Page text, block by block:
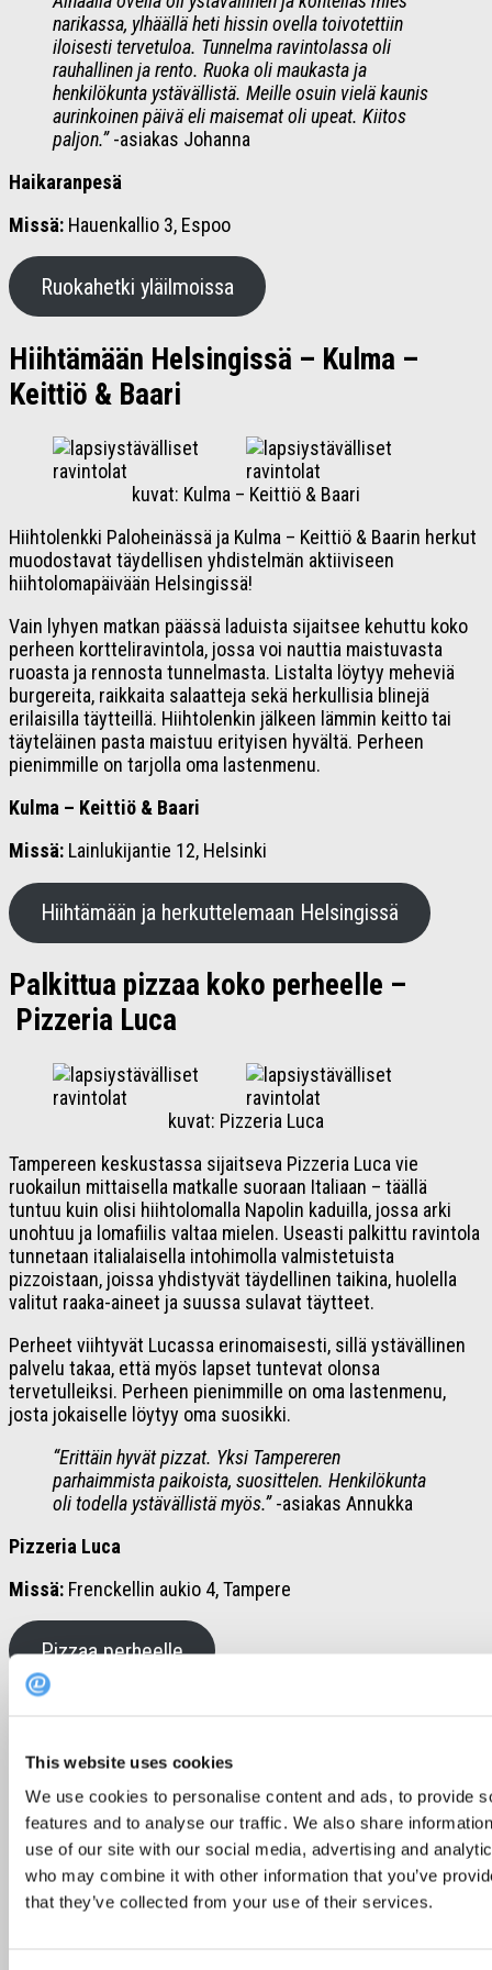
This website uses cookies
We use cookies to personalise content and ads, to provide
features and to analyse our traffic. We also share
use of our site with our social media, advertising and
who may combine it with other information that you’ve
that they’ve collected from your use of their services.
narikassa, ylhäällä heti hissin ovella toivotettiin
iloisesti tervetuloa. Tunnelma ravintolassa oli
rauhallinen ja rento. Ruoka oli maukasta ja
henkilökunta ystävällistä. Meille osuin vielä kaunis
aurinkoinen päivä eli maisemat oli upeat. Kiitos
paljon.”-asiakas Johanna
Haikaranpesä
Missä: Hauenkallio 3, Espoo
Ruokahetki yläilmoissa
Hiihtämään Helsingissä – Kulma –
Keittiö & Baari
kuvat: Kulma – Keittiö & Baari
Hiihtolenkki Paloheinässä ja Kulma – Keittiö & Baarin herkut
muodostavat täydellisen yhdistelmän aktiiviseen
hiihtolomapäivään Helsingissä!
Vain lyhyen matkan päässä laduista sijaitsee kehuttu koko
perheen kortteliravintola, jossa voi nauttia maistuvasta
ruoasta ja rennosta tunnelmasta. Listalta löytyy meheviä
burgereita, raikkaita salaatteja sekä herkullisia blinejä
erilaisilla täytteillä. Hiihtolenkin jälkeen lämmin keitto tai
täyteläinen pasta maistuu erityisen hyvältä. Perheen
pienimmille on tarjolla oma lastenmenu.
Kulma – Keittiö & Baari
Missä: Lainlukijantie 12, Helsinki
Hiihtämään ja herkuttelemaan Helsingissä
Palkittua pizzaa koko perheelle –
Pizzeria Luca
kuvat: Pizzeria Luca
Tampereen keskustassa sijaitseva Pizzeria Luca vie
ruokailun mittaisella matkalle suoraan Italiaan – täällä
tuntuu kuin olisi hiihtolomalla Napolin kaduilla, jossa arki
unohtuu ja lomafiilis valtaa mielen. Useasti palkittu ravintola
tunnetaan italialaisella intohimolla valmistetuista
pizzoistaan, joissa yhdistyvät täydellinen taikina, huolella
valitut raaka-aineet ja suussa sulavat täytteet.
Perheet viihtyvät Lucassa erinomaisesti, sillä ystävällinen
palvelu takaa, että myös lapset tuntevat olonsa
tervetulleiksi. Perheen pienimmille on oma lastenmenu,
josta jokaiselle löytyy oma suosikki.
“Erittäin hyvät pizzat. Yksi Tampereren
parhaimmista paikoista, suosittelen. Henkilökunta
oli todella ystävällistä myös.”-asiakas Annukka
Pizzeria Luca
Missä: Frenckellin aukio 4, Tampere
Pizzaa perheelle
Sipooseen – Gumbostrand Konst &
Form